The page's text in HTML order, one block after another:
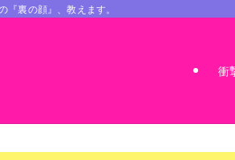
裏の顔』、教えます。
衝